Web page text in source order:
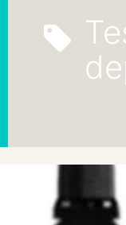
Tesão de Vaca